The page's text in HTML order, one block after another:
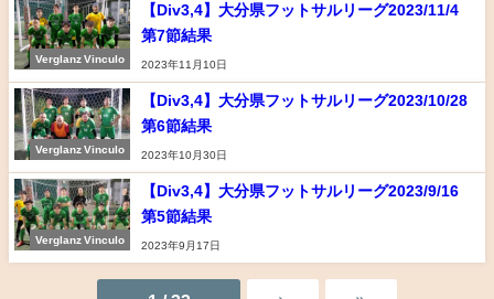
Verglanz Vinculo
【Div3,4】大分県フットサルリーグ2023/11/4
第7節結果
2023年11月10日
Verglanz Vinculo
【Div3,4】大分県フットサルリーグ2023/10/28
第6節結果
2023年10月30日
Verglanz Vinculo
【Div3,4】大分県フットサルリーグ2023/9/16
第5節結果
2023年9月17日